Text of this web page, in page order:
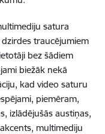
satura
traucējumiem
bez šādiem
biežāk nekā
kad video saturu
piemēram,
izlādējušās austiņas,
multimediju